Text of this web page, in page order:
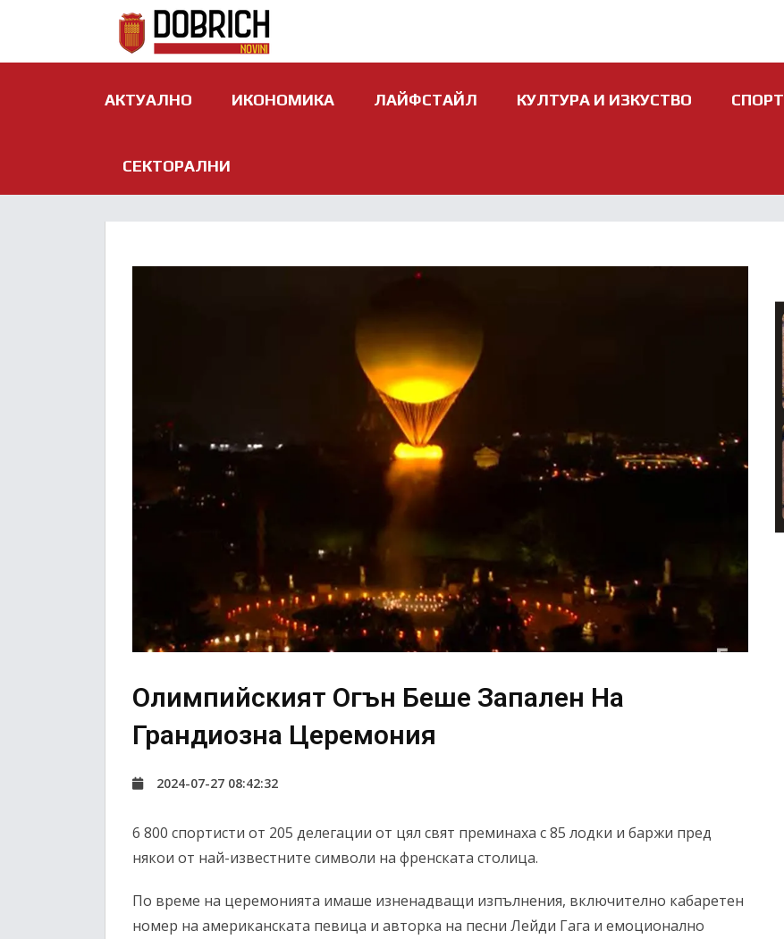
АКТУАЛНО ИКОНОМИКА ЛАЙФСТАЙЛ КУЛТУРА И ИЗКУСТВО СПОРТ
СЕКТОРАЛНИ
Олимпийският Огън Беше Запален На
Грандиозна Церемония
2024-07-27 08:42:32
6 800 спортисти от 205 делегации от цял свят преминаха с 85 лодки и баржи пред
някои от най-известните символи на френската столица.
По време на церемонията имаше изненадващи изпълнения, включително кабаретен
номер на американската певица и авторка на песни Лейди Гага и емоционално